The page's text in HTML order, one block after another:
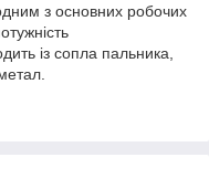
з основних робочих
із сопла пальника,